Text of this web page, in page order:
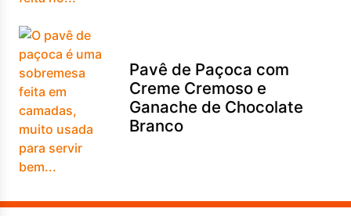
Pavê de Paçoca com
Creme Cremoso e
Ganache de Chocolate
Branco